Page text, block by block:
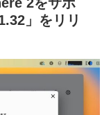
」をリリ